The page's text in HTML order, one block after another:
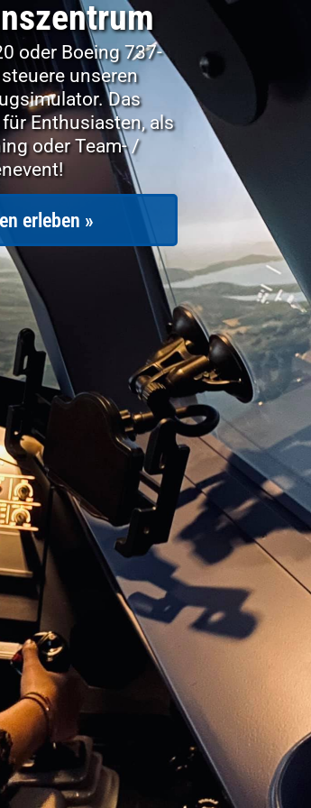
oder Boeing 737-
unseren
Das
Enthusiasten, als
oder Team- /
erleben »